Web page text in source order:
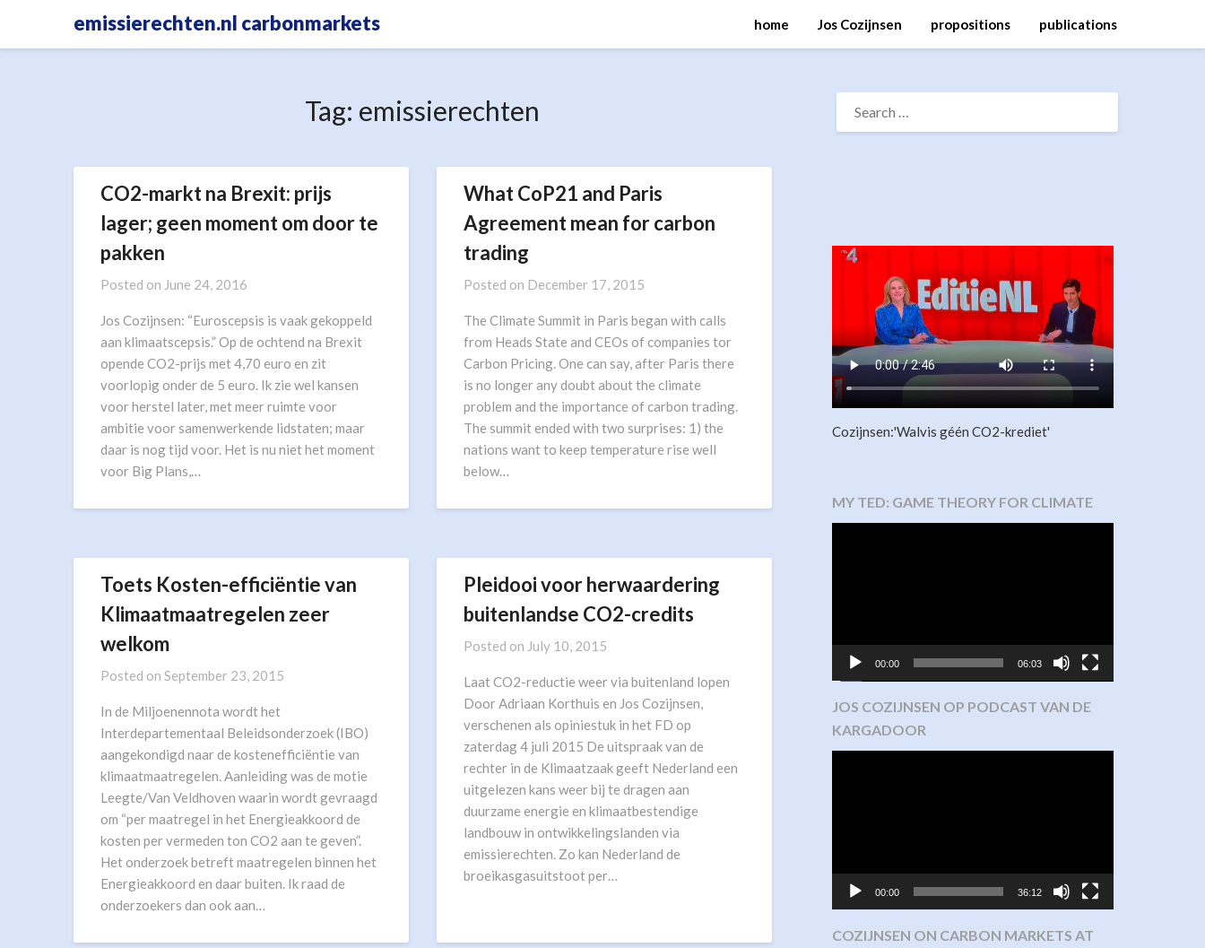
emissierechten.nl carbonmarkets home Jos Cozijnsen propositions publications
Tag: emissierechten
CO2-markt na Brexit: prijs
lager; geen moment om door te
pakken
Posted on June 24, 2016
Jos Cozijnsen: “Euroscepsis is vaak gekoppeld
aan klimaatscepsis.” Op de ochtend na Brexit
opende CO2-prijs met 4,70 euro en zit
voorlopig onder de 5 euro. Ik zie wel kansen
voor herstel later, met meer ruimte voor
ambitie voor samenwerkende lidstaten; maar
daar is nog tijd voor. Het is nu niet het moment
voor Big Plans,…
What CoP21 and Paris
Agreement mean for carbon
trading
Posted on December 17, 2015
The Climate Summit in Paris began with calls
from Heads State and CEOs of companies tor
Carbon Pricing. One can say, after Paris there
is no longer any doubt about the climate
problem and the importance of carbon trading.
The summit ended with two surprises: 1) the
nations want to keep temperature rise well
below…
Toets Kosten-efficiëntie van
Klimaatmaatregelen zeer
welkom
Posted on September 23, 2015
In de Miljoenennota wordt het
Interdepartementaal Beleidsonderzoek (IBO)
aangekondigd naar de kostenefficiëntie van
klimaatmaatregelen. Aanleiding was de motie
Leegte/Van Veldhoven waarin wordt gevraagd
om “per maatregel in het Energieakkoord de
kosten per vermeden ton CO2 aan te geven”.
Het onderzoek betreft maatregelen binnen het
Energieakkoord en daar buiten. Ik raad de
onderzoekers dan ook aan…
Pleidooi voor herwaardering
buitenlandse CO2-credits
Posted on July 10, 2015
Laat CO2-reductie weer via buitenland lopen
Door Adriaan Korthuis en Jos Cozijnsen,
verschenen als opiniestuk in het FD op
zaterdag 4 juli 2015 De uitspraak van de
rechter in de Klimaatzaak geeft Nederland een
uitgelezen kans weer bij te dragen aan
duurzame energie en klimaatbestendige
landbouw in ontwikkelingslanden via
emissierechten. Zo kan Nederland de
broeikasgasuitstoot per…
SEARCH
FOR:
Cozijnsen:'Walvis géén CO2-krediet'
MY TED: GAME THEORY FOR CLIMATE
00:00 06:03
JOS COZIJNSEN OP PODCAST VAN DE
KARGADOOR
00:00 36:12
COZIJNSEN ON CARBON MARKETS AT